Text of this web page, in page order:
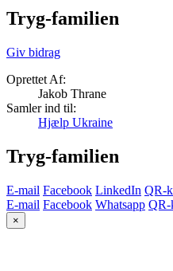
Tryg-familien
Giv bidrag
Oprettet Af:
Jakob Thrane
Samler ind til:
Hjælp Ukraine
Tryg-familien
E-mail Facebook LinkedIn QR-
E-mail Facebook Whatsapp QR-
×